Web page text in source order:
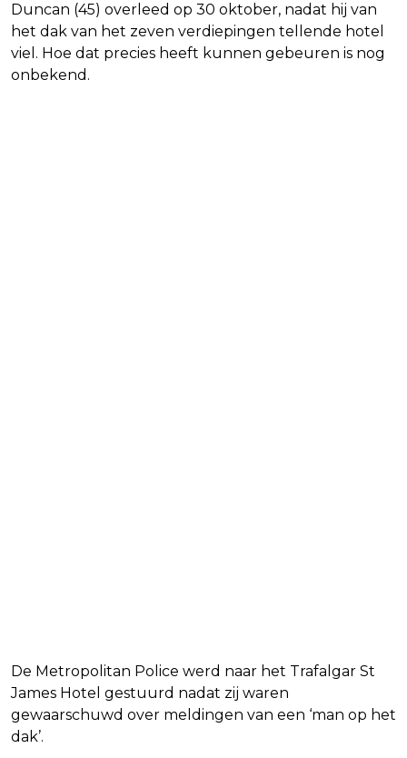
Duncan (45) overleed op 30 oktober, nadat hij van
het dak van het zeven verdiepingen tellende hotel
viel. Hoe dat precies heeft kunnen gebeuren is nog
onbekend.
De Metropolitan Police werd naar het Trafalgar St
James Hotel gestuurd nadat zij waren
gewaarschuwd over meldingen van een ‘man op het
dak’.